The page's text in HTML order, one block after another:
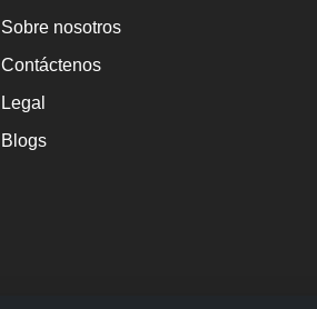
Sobre nosotros
Contáctenos
Legal
Blogs